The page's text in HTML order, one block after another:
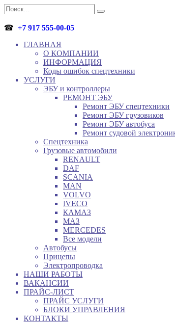
Перейти
к
содержанию
Search
for:
☎ +7 917 555-00-05
ГЛАВНАЯ
О КОМПАНИИ
ИНФОРМАЦИЯ
Коды ошибок спецтехники
УСЛУГИ
ЭБУ и контроллеры
РЕМОНТ ЭБУ
Ремонт ЭБУ спецтехники
Ремонт ЭБУ грузовиков
Ремонт ЭБУ автобуса
Ремонт судовой
Спецтехника
Грузовые автомобили
RENAULT
DAF
SCANIA
MAN
VOLVO
IVECO
КАМАЗ
МАЗ
MERCEDES
Все модели
Автобусы
Прицепы
Электропроводка
НАШИ РАБОТЫ
ВАКАНСИИ
ПРАЙС-ЛИСТ
ПРАЙС УСЛУГИ
БЛОКИ УПРАВЛЕНИЯ
КОНТАКТЫ